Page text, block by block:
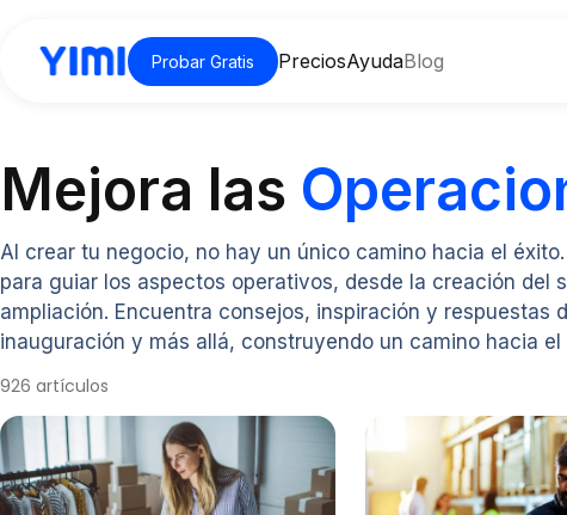
Probar Gratis PreciosAyudaBlog
Mejora las
Al crear tu negocio, no hay un único camino hacia el
para guiar los aspectos operativos, desde la creación del
ampliación. Encuentra consejos, inspiración y respuestas
inauguración y más allá, construyendo un camino hacia
926 artículos